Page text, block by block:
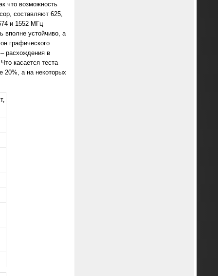
что возможность
составляют 625,
и 1552 МГц
вполне устойчиво, а
графического
расхождения в
касается теста
20%, а на некоторых